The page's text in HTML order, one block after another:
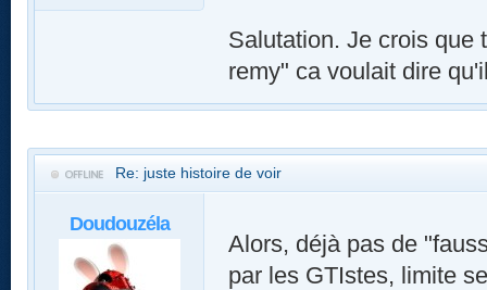
Salutation. Je crois que
remy" ca voulait dire
Re: juste histoire de voir
Doudouzéla
Alors, déjà pas de
par les GTIstes, limite